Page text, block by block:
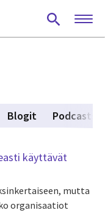
Blogit Podcasts
käyttävät
mutta
organisaatiot